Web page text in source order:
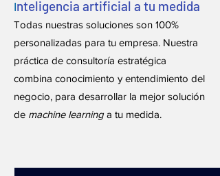
Inteligencia artificial a tu medida
Todas nuestras soluciones son 100%
personalizadas para tu empresa. Nuestra
práctica de consultoría estratégica
combina conocimiento y entendimiento del
negocio, para desarrollar la mejor solución
de machine learninga tu medida.